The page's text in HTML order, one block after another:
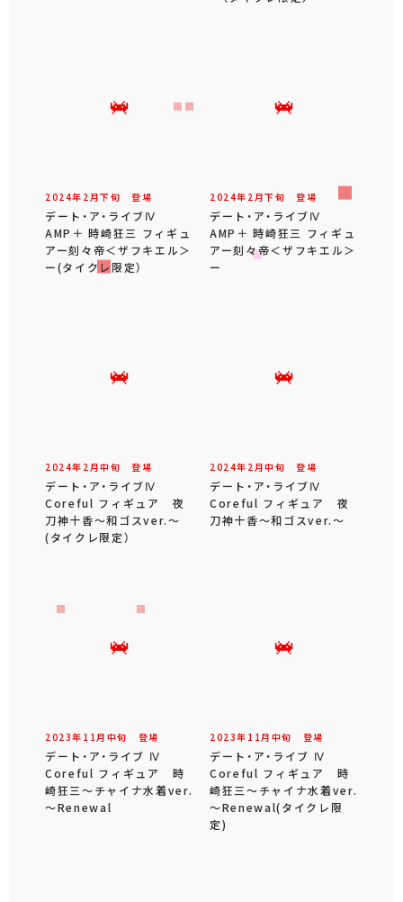
2024年 2 月下旬 登場
デート・ア・ライブⅣ
AMP＋ 時崎狂三 フィギュ
アー刻々帝＜ザフキエル＞
ー(タイクレ限定）
2024年 2 月下旬 登場
デート・ア・ライブⅣ
AMP＋ 時崎狂三 フィギュ
アー刻々帝＜ザフキエル＞
ー
2024年 2 月中旬 登場
デート・ア・ライブⅣ
Coreful フィギュア 夜
刀神十香～和ゴスver.～
(タイクレ限定）
2024年 2 月中旬 登場
デート・ア・ライブⅣ
Coreful フィギュア 夜
刀神十香～和ゴスver.～
2023年 11 月 中旬 登場
デート・ア・ライブ Ⅳ
Coreful フィギュア 時
崎狂三～チャイナ水着ver.
～Renewal
2023年 11 月 中旬 登場
デート・ア・ライブ Ⅳ
Coreful フィギュア 時
崎狂三～チャイナ水着ver.
～Renewal(タイクレ限
定)